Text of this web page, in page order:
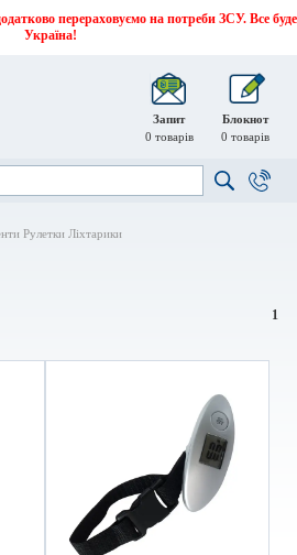
перераховуємо на потреби ЗСУ. Все буде
Україна!
Запит
0 товарів
Блокнот
0 товарів
Рулетки Ліхтарики
1